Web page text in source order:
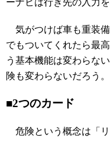
ーナビは行き先の入力を
気がつけば車も重装
でもついてくれたら最
う基本機能は変わらな
険も変わらないだろう。
■2つのカード
危険という概念は「